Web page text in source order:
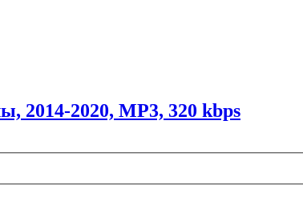
2014-2020, MP3, 320 kbps